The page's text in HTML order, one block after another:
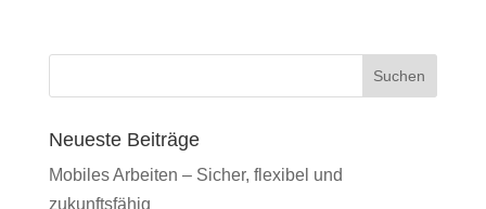
Suchen
Neueste Beiträge
Mobiles Arbeiten – Sicher, flexibel und
zukunftsfähig